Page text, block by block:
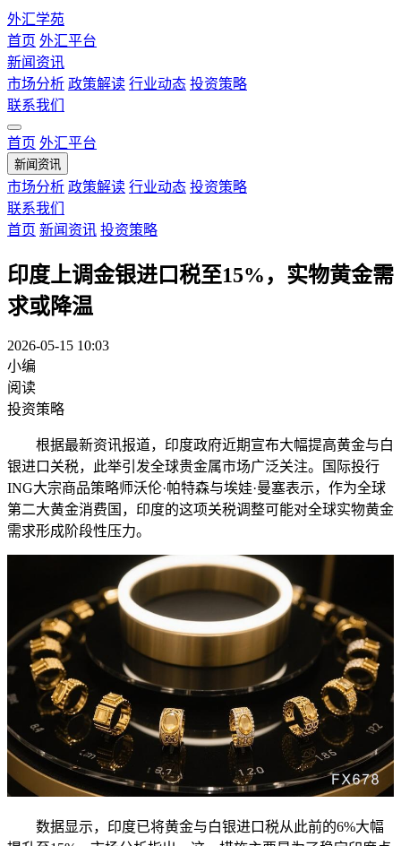
外汇学苑
首页 外汇平台
新闻资讯
市场分析 政策解读 行业动态 投资策略
联系我们
首页 外汇平台
新闻资讯
市场分析 政策解读 行业动态 投资策略
联系我们
首页 新闻资讯 投资策略
印度上调金银进口税至15%，实物黄金需
求或降温
2026-05-15 10:03
小编
阅读
投资策略
根据最新资讯报道，印度政府近期宣布大幅提高黄金与白
银进口关税，此举引发全球贵金属市场广泛关注。国际投行
ING大宗商品策略师沃伦·帕特森与埃娃·曼塞表示，作为全球
第二大黄金消费国，印度的这项关税调整可能对全球实物黄金
需求形成阶段性压力。
数据显示，印度已将黄金与白银进口税从此前的6%大幅